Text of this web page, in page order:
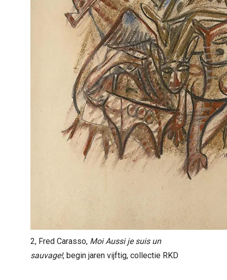
2, Fred Carasso, Moi Aussi je suis un
sauvage!, begin jaren vijftig, collectie RKD